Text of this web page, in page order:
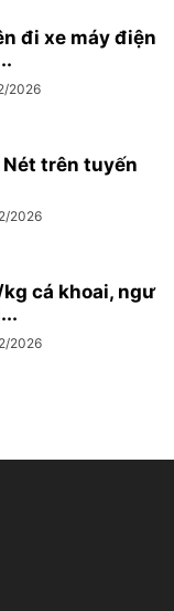
đi xe máy điện
2026
Nét trên tuyến
2026
cá khoai, ngư
2026